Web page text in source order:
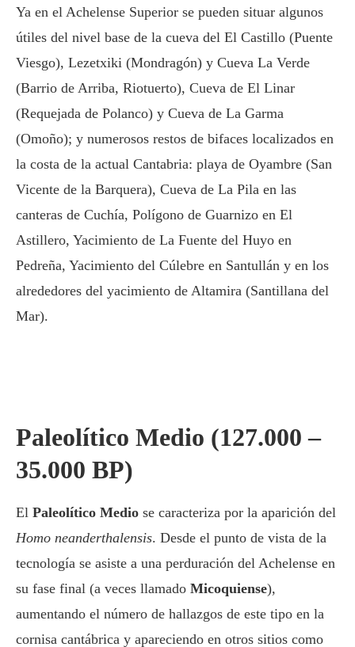
Ya en el Achelense Superior se pueden situar algunos
útiles del nivel base de la cueva del El Castillo (Puente
Viesgo), Lezetxiki (Mondragón) y Cueva La Verde
(Barrio de Arriba, Riotuerto), Cueva de El Linar
(Requejada de Polanco) y Cueva de La Garma
(Omoño); y numerosos restos de bifaces localizados en
la costa de la actual Cantabria: playa de Oyambre (San
Vicente de la Barquera), Cueva de La Pila en las
canteras de Cuchía, Polígono de Guarnizo en El
Astillero, Yacimiento de La Fuente del Huyo en
Pedreña, Yacimiento del Cúlebre en Santullán y en los
alrededores del yacimiento de Altamira (Santillana del
Mar).
Paleolítico Medio (127.000 –
35.000 BP)
El Paleolítico Medio se caracteriza por la aparición del
Homo neanderthalensis. Desde el punto de vista de la
tecnología se asiste a una perduración del Achelense en
su fase final (a veces llamado Micoquiense),
aumentando el número de hallazgos de este tipo en la
cornisa cantábrica y apareciendo en otros sitios como